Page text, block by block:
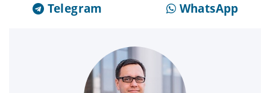
Telegram WhatsApp